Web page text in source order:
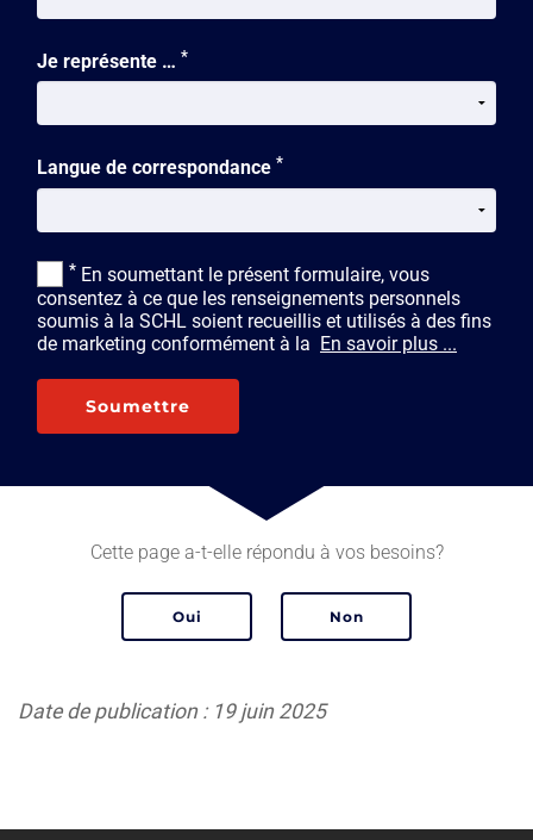
Je représente … *
Langue de correspondance *
* En soumettant le présent formulaire, vous
consentez à ce que les renseignements personnels
soumis à la SCHL soient recueillis et utilisés à des fins
de marketing conformément à la En savoir plus ...
Soumettre
Cette page a-t-elle répondu à vos besoins?
Date de publication : 19 juin 2025